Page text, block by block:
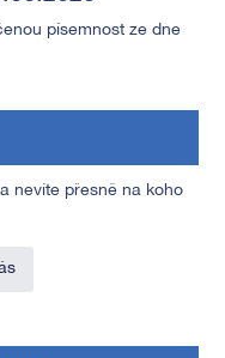
písemnost ze dne
nevíte přesně na koho